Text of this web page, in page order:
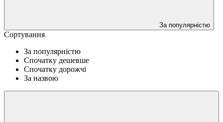
За популярністю
Сортування
За популярністю
Спочатку дешевше
Спочатку дорожчі
За назвою